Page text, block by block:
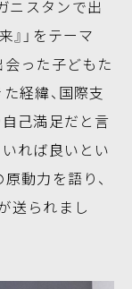
ニスタンで出
』」をテーマ
会った子どもた
経緯、国際支
己満足だと言
れば良いとい
動力を語り、
送られまし